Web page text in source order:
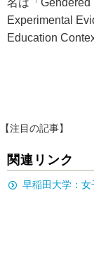
名は「
Experimental
Education
【注目の記事】
関連リンク
早稲田大学：女